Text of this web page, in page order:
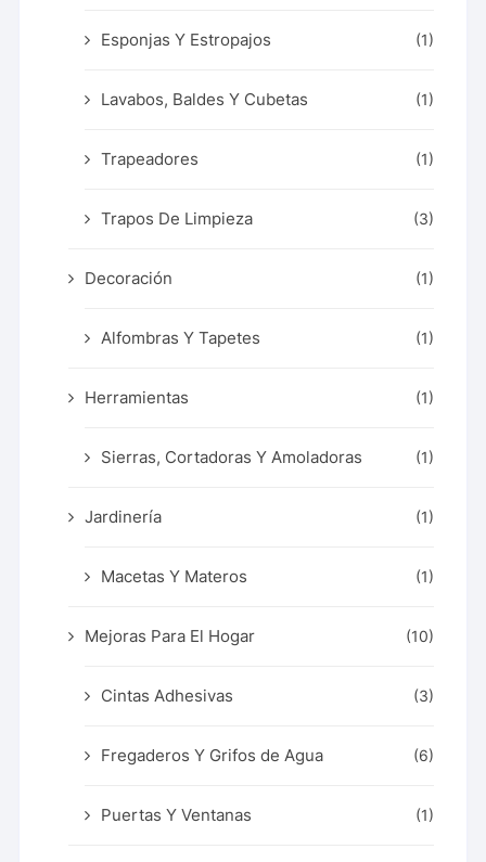
Esponjas Y Estropajos (1)
Lavabos, Baldes Y Cubetas (1)
Trapeadores (1)
Trapos De Limpieza (3)
Decoración (1)
Alfombras Y Tapetes (1)
Herramientas (1)
Sierras, Cortadoras Y Amoladoras (1)
Jardinería (1)
Macetas Y Materos (1)
Mejoras Para El Hogar (10)
Cintas Adhesivas (3)
Fregaderos Y Grifos de Agua (6)
Puertas Y Ventanas (1)